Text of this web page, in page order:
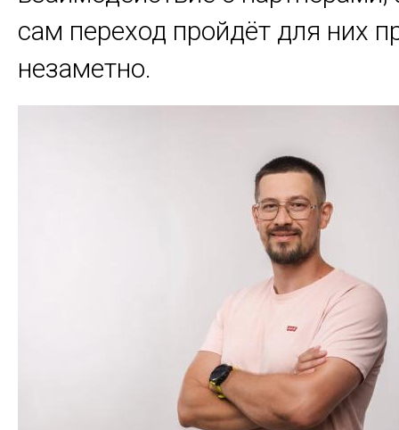
сам переход пройдёт для них
незаметно.